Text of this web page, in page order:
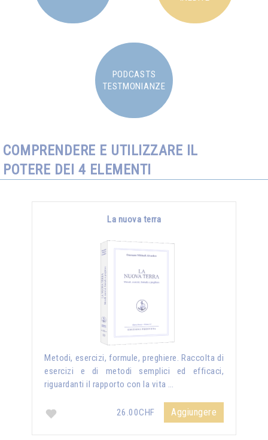
PODCASTS
TESTMONIANZE
COMPRENDERE E UTILIZZARE IL
POTERE DEI 4 ELEMENTI
La nuova terra
Metodi, esercizi, formule, preghiere. Raccolta di
esercizi e di metodi semplici ed efficaci,
riguardanti il rapporto con la vita …
26.00CHF Aggiungere